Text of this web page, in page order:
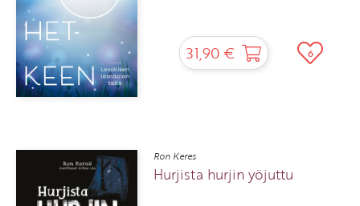
31,90 € 6
Ron Keres
Hurjista hurjin yöjuttu